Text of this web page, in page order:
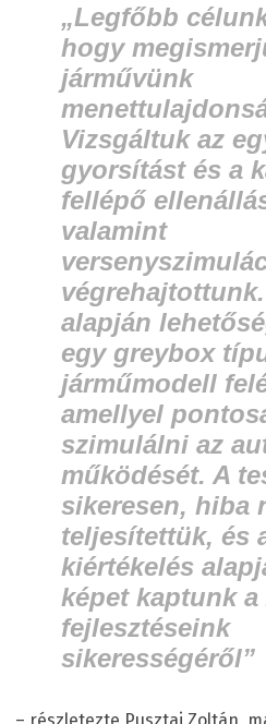
„Legfőbb
hogy
járművünk
Vizsgáltuk az
gyorsítást és a
fellépő
valamint
alapján
egy greybox
járműmodell
amellyel
szimulálni az
működését. A
sikeresen, hiba
teljesítettük, és
kiértékelés
képet kaptunk a
fejlesztéseink
sikerességéről”
– részletezte Pusztai Zoltán,